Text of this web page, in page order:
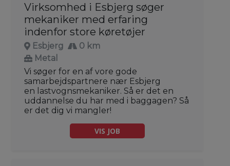
Virksomhed i Esbjerg søger
mekaniker med erfaring
indenfor store køretøjer
Esbjerg
0 km
Metal
Vi søger for en af vore gode
samarbejdspartnere nær Esbjerg
en lastvognsmekaniker. Så er det en
uddannelse du har med i baggagen? Så
er det dig vi mangler!
VIS JOB